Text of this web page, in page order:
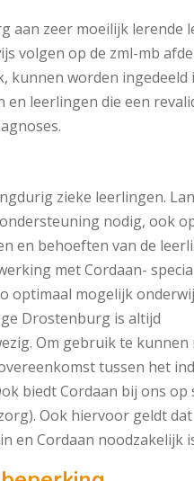
aan zeer moeilijk lerende
volgen op de zml-mb
kunnen worden ingedeeld
leerlingen die een
zieke leerlingen.
nodig, ook
en behoeften van de
met Cordaan-
optimaal mogelijk
Drostenburg is altijd
Om gebruik te kunnen
tussen het
biedt Cordaan bij ons op
Ook hiervoor geldt dat
en Cordaan noodzakelijk